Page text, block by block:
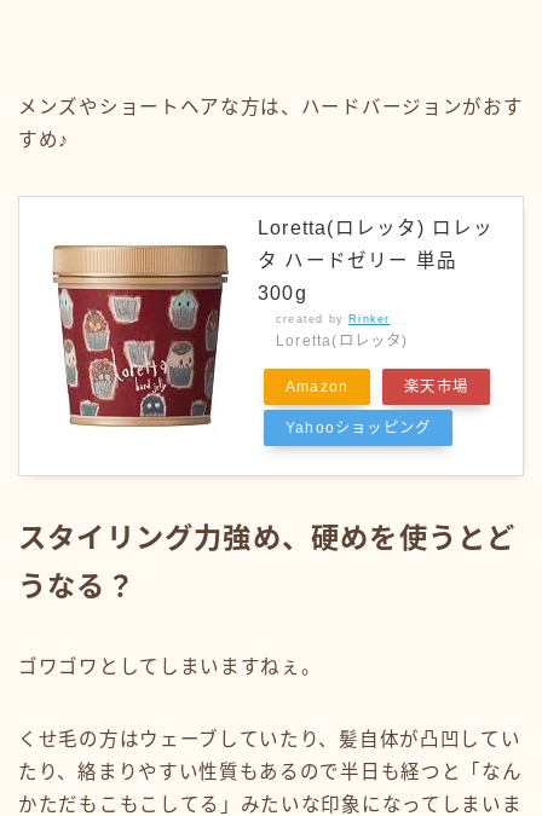
メンズやショートヘアな方は、ハードバージョンがおす
すめ♪
Loretta(ロレッタ) ロレッ
タ ハードゼリー 単品
300g
created by Rinker
Loretta(ロレッタ)
Amazon 楽天市場
Yahooショッピング
スタイリング力強め、硬めを使うとど
うなる？
ゴワゴワとしてしまいますねぇ。
くせ毛の方はウェーブしていたり、髪自体が凸凹してい
たり、絡まりやすい性質もあるので半日も経つと「なん
かただもこもこしてる」みたいな印象になってしまいま